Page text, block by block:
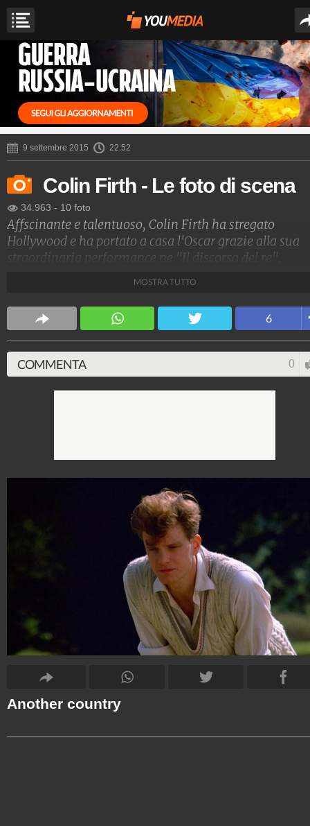
9 settembre 2015 22:52
Colin Firth - Le foto di scena
34.963 - 10 foto
Affscinante e talentuoso, Colin Firth ha stregato
Hollywood e ha portato a casa l'Oscar grazie alla sua
straordinaria performance ne "Il discorso del re",
Spettacolo Fanpage
4.053.357.523 9.454 video 76.076 foto
MOSTRA TUTTO
6
COMMENTA 0
Another country